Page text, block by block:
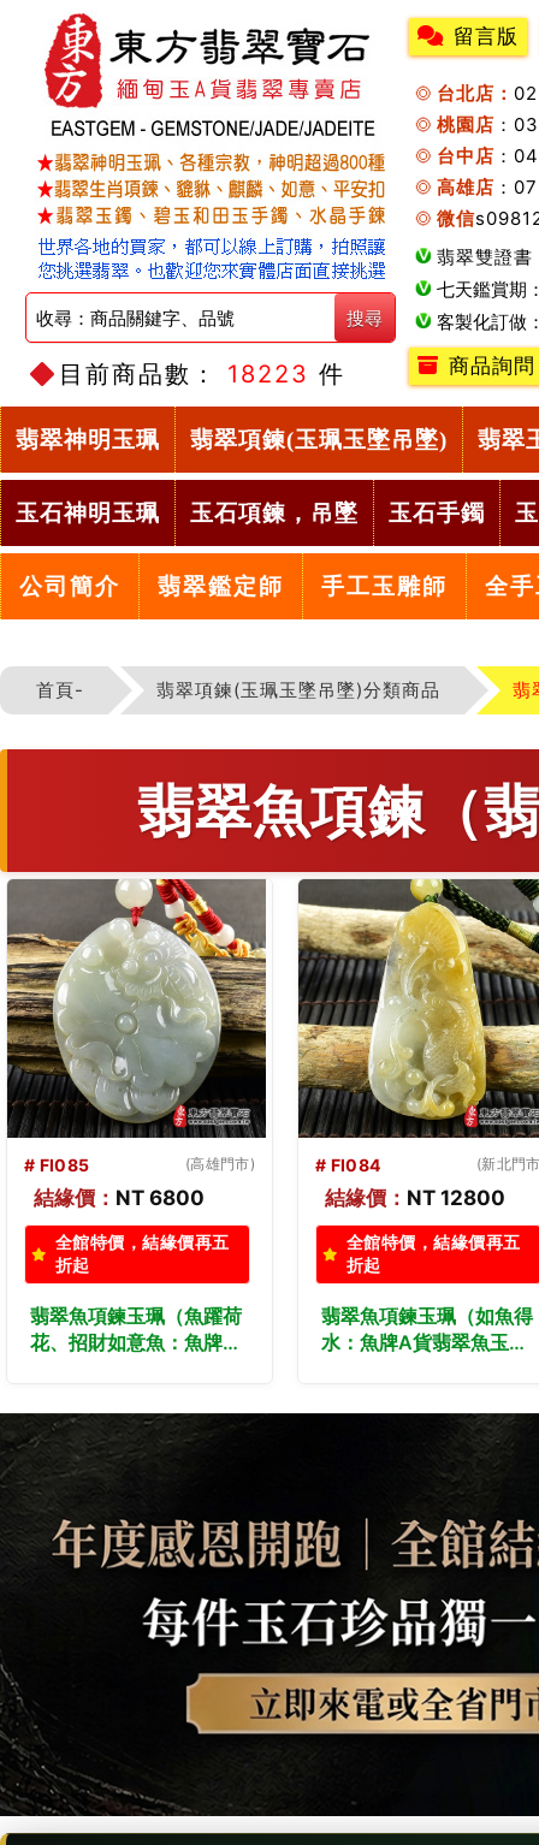
目前商品數： 18223 件
留言版
台北店：
桃園店 ：
台中店 ：
高雄店 ：
微信
翡翠雙證書
七天鑑賞期
客製化訂做
商品詢問
翡翠神明玉珮 翡翠項鍊(玉珮玉墜吊墜) 翡翠
玉石神明玉珮 玉石項鍊，吊墜 玉石手鐲
公司簡介 翡翠鑑定師 手工玉雕師 全
首頁- 翡翠項鍊(玉珮玉墜吊墜)分類商品 翡
翡翠魚項鍊（
# FI084 (新北門市)
結緣價： NT 12800
全館特價，結緣價再五
折起
翡翠魚項鍊玉珮（如魚得
水：魚牌A貨翡翠魚玉
訂做各種翡翠魚吊墜玉珮
項鍊。★附A貨翡翠雙證
書
# FI083
結緣價： NT 18800
全館特價，結緣價再五
折起
（已出售勿下標，可訂
做）翡翠魚項鍊玉珮（如
淡綠色糯種魚，FI083。
客製化訂做各種翡翠魚吊
墜玉珮項鍊。★附A貨翡